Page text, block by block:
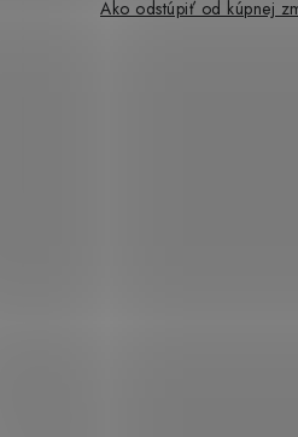
Ako odstúpiť od kúpnej